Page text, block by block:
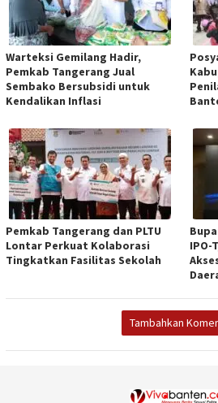
Warteksi Gemilang Hadir,
Pemkab Tangerang Jual
Sembako Bersubsidi untuk
Kendalikan Inflasi
Pemkab Tangerang dan PLTU
Lontar Perkuat Kolaborasi
Tingkatkan Fasilitas Sekolah
IPO-
Tambahkan